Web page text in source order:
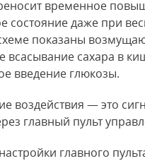
временное
состояние даже при
показаны
сахара в
введение глюкозы.
воздействия — это
главный пульт
главного